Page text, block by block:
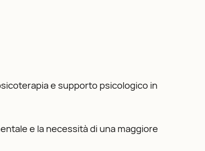
e supporto psicologico in
e la necessità di una maggiore